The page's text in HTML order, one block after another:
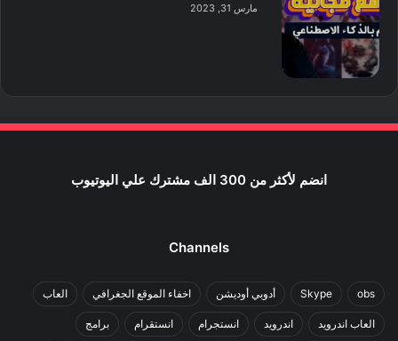
مارس 31, 2023
انضم لأكثر من 300 الف مشترك علي اليوتيوب
Channels
obs
Skype أدوبي أوديشن اخفاء الموقع الجغرافي العاب
العاب اندرويد اندرويد انستجرام انستقرام برامج